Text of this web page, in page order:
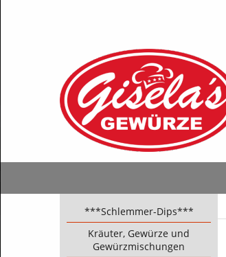
***Schlemmer-Dips***
Kräuter, Gewürze und
Gewürzmischungen